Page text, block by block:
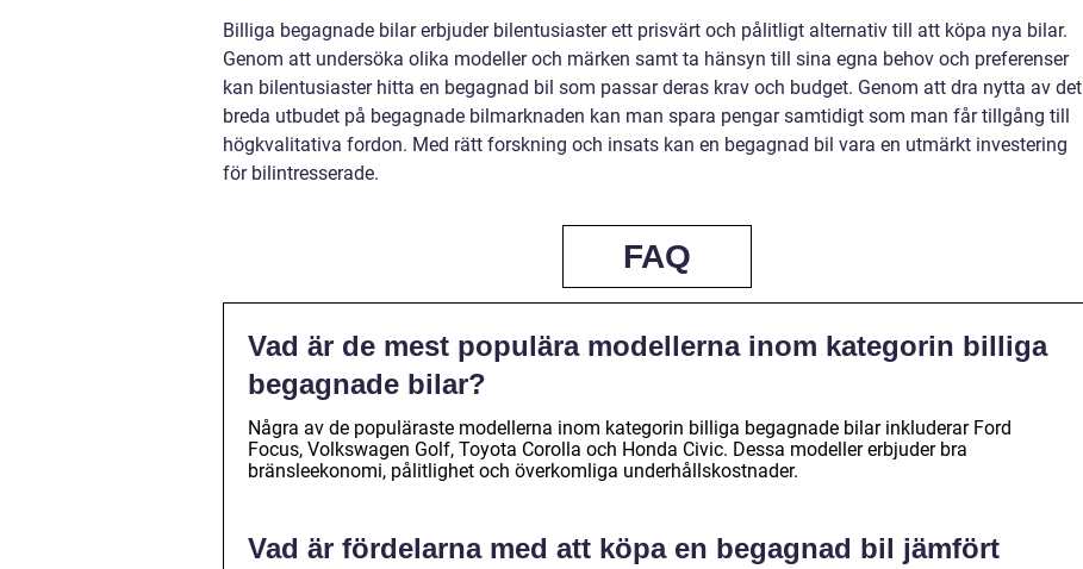
Billiga begagnade bilar erbjuder bilentusiaster ett prisvärt och pålitligt alternativ till att köpa nya bilar.
Genom att undersöka olika modeller och märken samt ta hänsyn till sina egna behov och preferenser
kan bilentusiaster hitta en begagnad bil som passar deras krav och budget. Genom att dra nytta av det
breda utbudet på begagnade bilmarknaden kan man spara pengar samtidigt som man får tillgång till
högkvalitativa fordon. Med rätt forskning och insats kan en begagnad bil vara en utmärkt investering
för bilintresserade.
FAQ
Vad är de mest populära modellerna inom kategorin billiga
begagnade bilar?
Några av de populäraste modellerna inom kategorin billiga begagnade bilar inkluderar Ford
Focus, Volkswagen Golf, Toyota Corolla och Honda Civic. Dessa modeller erbjuder bra
bränsleekonomi, pålitlighet och överkomliga underhållskostnader.
Vad är fördelarna med att köpa en begagnad bil jämfört